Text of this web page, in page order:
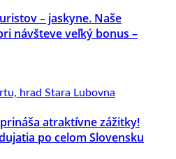
– jaskyne. Naše
návšteve veľký bonus –
atraktívne zážitky!
po celom Slovensku